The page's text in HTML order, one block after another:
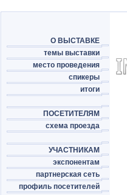
О ВЫСТАВКЕ
темы выставки
место проведения
спикеры
итоги
ПОСЕТИТЕЛЯМ
схема проезда
УЧАСТНИКАМ
экспонентам
партнерская сеть
профиль посетителей